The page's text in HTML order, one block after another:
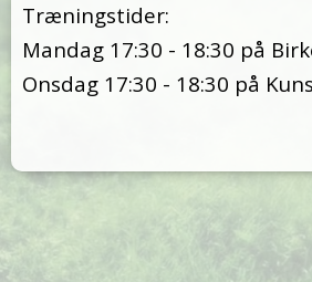
Træningstider:
Mandag 17:30 - 18:30 på
Onsdag 17:30 - 18:30 på